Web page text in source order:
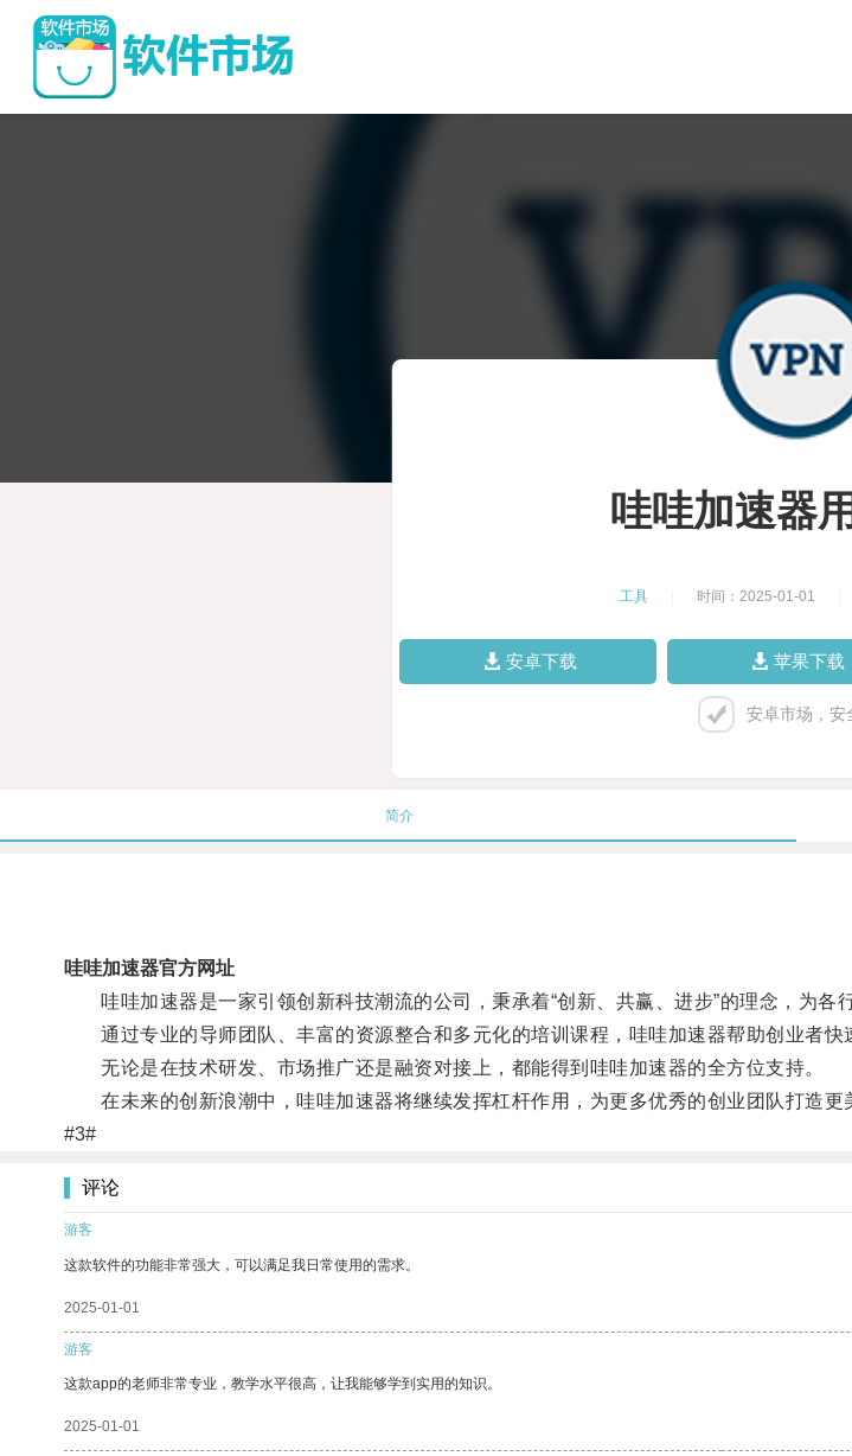
哇哇加速器
工具 时间：2025-01-01
安卓下载 苹果下载
安卓市场，安
简介
哇哇加速器官方网址
哇哇加速器是一家引领创新科技潮流的公司，秉承着“创新、共赢、进步”的理念，为各
通过专业的导师团队、丰富的资源整合和多元化的培训课程，哇哇加速器帮助创业者快
无论是在技术研发、市场推广还是融资对接上，都能得到哇哇加速器的全方位支持。
在未来的创新浪潮中，哇哇加速器将继续发挥杠杆作用，为更多优秀的创业团队打造更
#3#
评论
游客
这款软件的功能非常强大，可以满足我日常使用的需求。
2025-01-01
游客
这款app的老师非常专业，教学水平很高，让我能够学到实用的知识。
2025-01-01